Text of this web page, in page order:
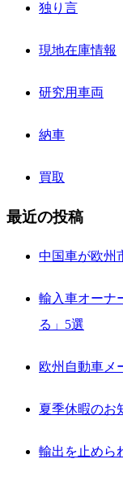
独り言
現地在庫情報
研究用車両
納車
買取
最近の投稿
中国車が欧州
輸入車オーナ
る」5選
欧州自動車メ
夏季休暇のお
輸出を止めら